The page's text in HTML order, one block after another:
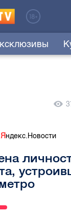
Яндекс.Новости